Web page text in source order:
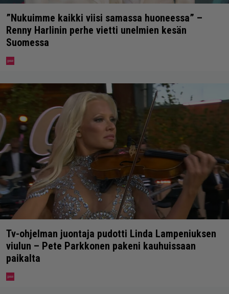
”Nukuimme kaikki viisi samassa huoneessa” –
Renny Harlinin perhe vietti unelmien kesän
Suomessa
Tv-ohjelman juontaja pudotti Linda Lampeniuksen
viulun – Pete Parkkonen pakeni kauhuissaan
paikalta